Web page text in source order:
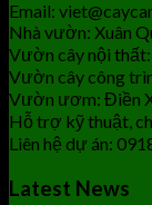
Email:
Nhà vườn: Xuân
Vườn cây nội thất:
Vườn cây công
Vườn ươm: Điền
Hỗ trợ kỹ thuật,
Liên hệ dự án:
Latest News